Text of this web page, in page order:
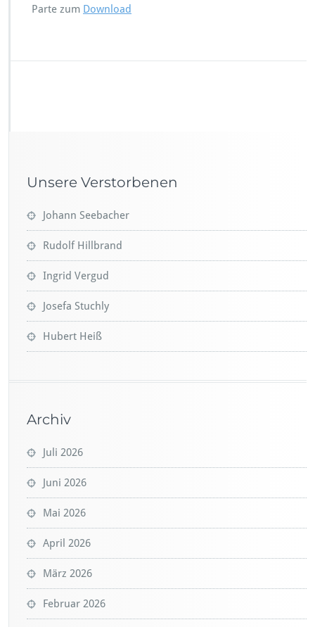
Parte zum Download
Unsere Verstorbenen
Johann Seebacher
Rudolf Hillbrand
Ingrid Vergud
Josefa Stuchly
Hubert Heiß
Archiv
Juli 2026
Juni 2026
Mai 2026
April 2026
März 2026
Februar 2026